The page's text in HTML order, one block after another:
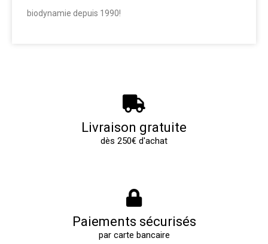
biodynamie depuis 1990!
Livraison gratuite
dès 250€ d'achat
Paiements sécurisés
par carte bancaire